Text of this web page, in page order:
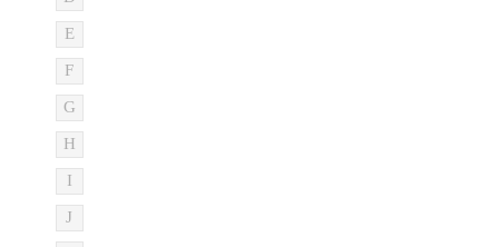
E
F
G
H
I
J